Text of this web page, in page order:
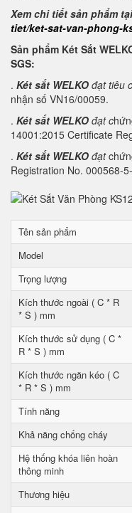
Xem chi tiết sản phẩm
tiet/ket-sat-van-phong-
Sản phẩm Két Sắt
SGS:
. Két sắt WELKO đạt tiêu
nhận số VN16/00059.
. Két sắt WELKO đạt c
14001:2015 Certificate
. Két sắt WELKO đạt
Registration No. 000568-
Tên sản phẩm
Model
Trọng lượng
Kích thước ngoài ( C * R
* S ) mm
Kích thước sử dụng ( C *
R * S ) mm
Kích thước ngăn kéo ( C
* R * S ) mm
Tính năng
Khả năng chống cháy
Hệ thống khóa liên hoàn
thông minh
Thương hiệu